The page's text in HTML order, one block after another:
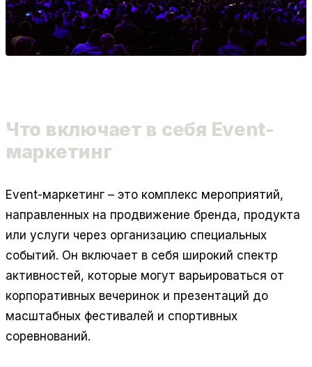
Что включает в себя Event-
маркетинг
Event-маркетинг – это комплекс мероприятий,
направленных на продвижение бренда, продукта
или услуги через организацию специальных
событий. Он включает в себя широкий спектр
активностей, которые могут варьироваться от
корпоративных вечеринок и презентаций до
масштабных фестивалей и спортивных
соревнований.